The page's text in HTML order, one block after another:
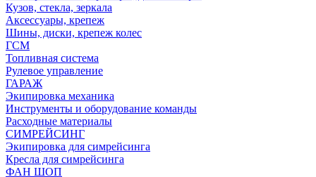
Кузов, стекла, зеркала
Аксессуары, крепеж
Шины, диски, крепеж колес
ГСМ
Топливная система
Рулевое управление
ГАРАЖ
Экипировка механика
Инструменты и оборудование команды
Расходные материалы
СИМРЕЙСИНГ
Экипировка для симрейсинга
Кресла для симрейсинга
ФАН ШОП